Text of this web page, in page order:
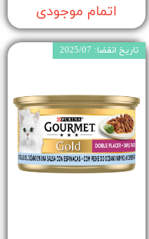
اتمام موجودی
تاریخ انقضا: 2025/07